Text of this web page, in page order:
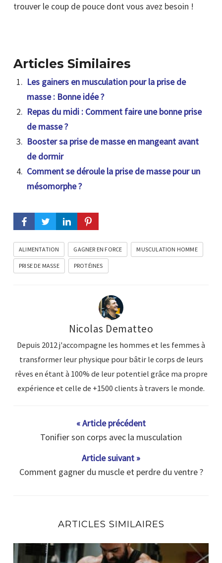
trouver le coup de pouce dont vous avez besoin !
Articles Similaires
Les gainers en musculation pour la prise de
masse : Bonne idée ?
Repas du midi : Comment faire une bonne prise
de masse ?
Booster sa prise de masse en mangeant avant
de dormir
Comment se déroule la prise de masse pour un
mésomorphe ?
ALIMENTATION GAGNER EN FORCE MUSCULATION HOMME
PRISE DE MASSE PROTÉINES
Nicolas Dematteo
Depuis 2012 j'accompagne les hommes et les femmes à
transformer leur physique pour bâtir le corps de leurs
rêves en étant à 100% de leur potentiel grâce ma propre
expérience et celle de +1500 clients à travers le monde.
« Article précédent
Tonifier son corps avec la musculation
Article suivant »
Comment gagner du muscle et perdre du ventre ?
ARTICLES SIMILAIRES
En combien de temps un muscle se reconstruit ?